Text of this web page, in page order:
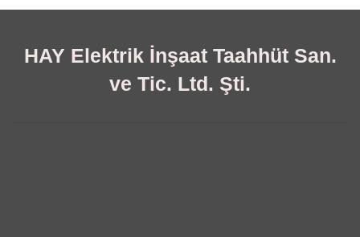
HAY Elektrik İnşaat Taahhüt San.
ve Tic. Ltd. Şti.